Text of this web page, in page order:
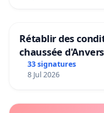
Rétablir des
chaussée
33 signatures
8 Jul 2026